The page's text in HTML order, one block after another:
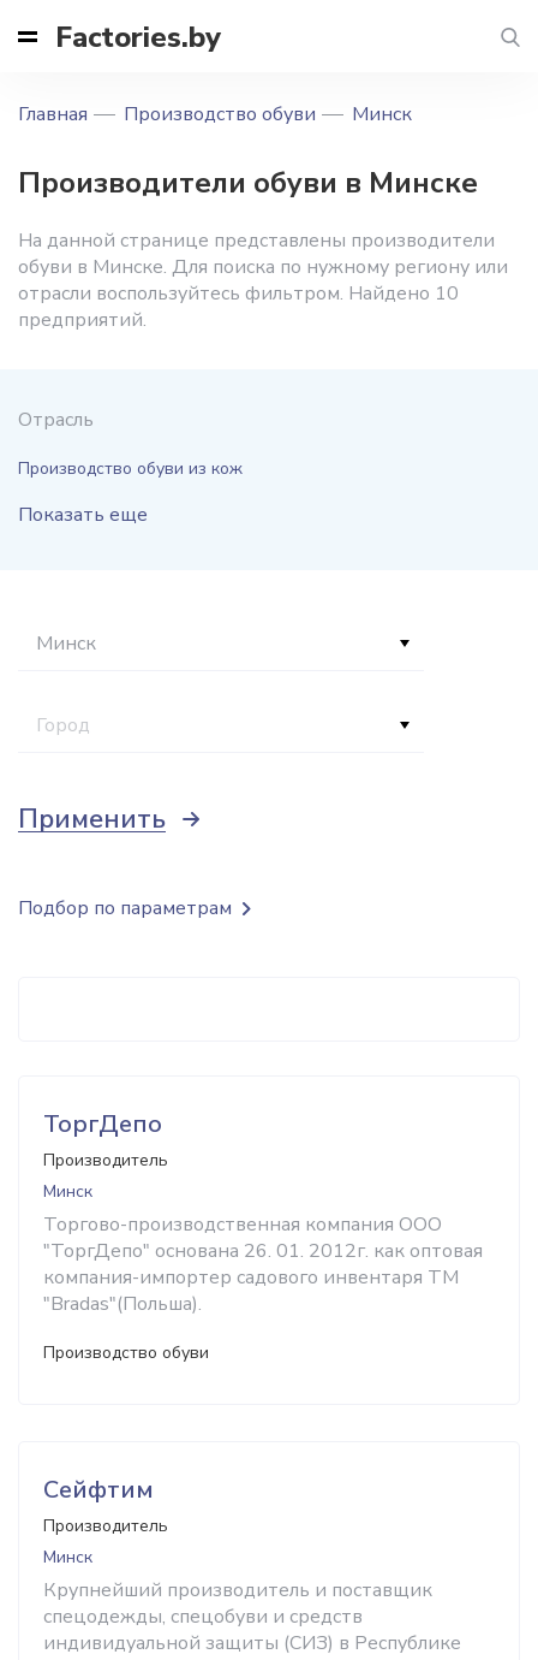
Factories.by
Главная Производство обуви Минск
Производители обуви в Минске
На данной странице представлены производители
обуви в Минске. Для поиска по нужному региону или
отрасли воспользуйтесь фильтром. Найдено 10
предприятий.
Отрасль
Производство обуви из кож
Показать еще
Минск
Город
Применить
ТоргДепо
Производитель
Минск
Торгово-производственная компания ООО
"ТоргДепо" основана 26. 01. 2012г. как оптовая
компания-импортер садового инвентаря TM
"Bradas"(Польша).
Производство обуви
Сейфтим
Производитель
Минск
Крупнейший производитель и поставщик
спецодежды, спецобуви и средств
индивидуальной защиты (СИЗ) в Республике
Подбор по параметрам